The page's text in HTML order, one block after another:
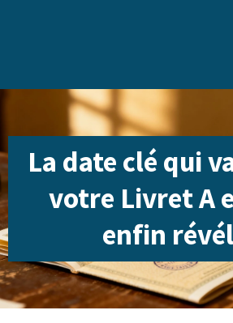
La date clé qui
votre Livret A
enfin